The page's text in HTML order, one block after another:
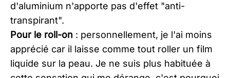
d'aluminium n'apporte pas d'effet "anti-
transpirant".
Pour le roll-on : personnellement, je l'ai moins
apprécié car il laisse comme tout roller un film
liquide sur la peau. Je ne suis plus habituée à